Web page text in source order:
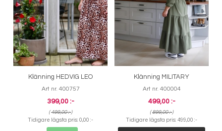
Klänning HEDVIG LEO
Art nr. 400757
399,00 :-
(499,00 :-)
Tidigare lägsta pris: 0,00 :-
Klänning MILITARY
Art nr. 400004
499,00 :-
(899,00 :-)
Tidigare lägsta pris: 499,00 :-